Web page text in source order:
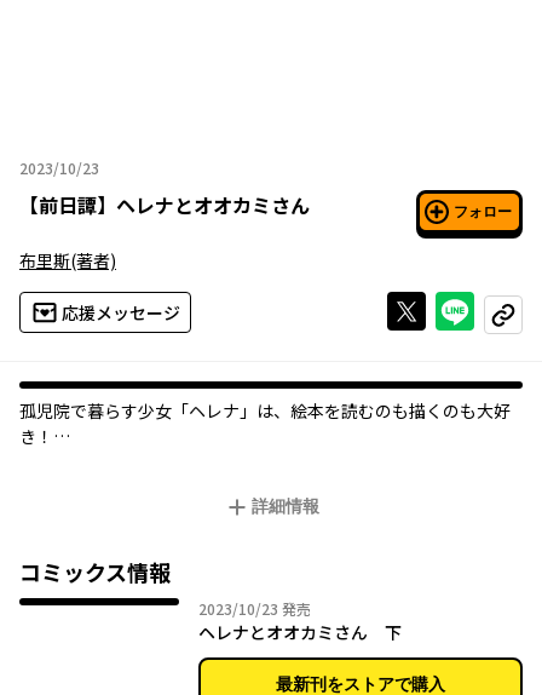
2023/10/23
2023年10月23日
【前日譚】 ヘレナとオオカミさん フォロー
布里斯(著者)
応援メッセージ Xで投稿する
ライン
コピー
孤児院で暮らす少女「ヘレナ」は、絵本を読むのも描くのも大好
き！
しかし、悪いオオカミさんはスランプに陥り、周りに横柄な態度
絵本を通じて出会ったふたりは、過去の傷との向き合い方を一緒
に模索していく。
ふたりが導き出した結末とは──？
詳細情報
コミックス情報
2023/10/23 2023年10月23日
発売
ヘレナとオオカミさん 下
最新刊をストアで購入